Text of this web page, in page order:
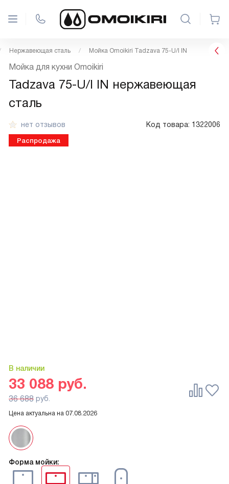
Нержавеющая сталь Мойка Omoikiri Tadzava 75-U/I IN
нет отзывов Код товара: 1322006
В наличии
Распродажа
Мойка для кухни Omoikiri
Tadzava 75-U/I IN нержавеющая
сталь
Форма мойки:
Цена актуальна на 07.08.2026
33 088 руб.
36 688 руб.